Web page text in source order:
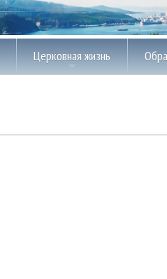
Церковная жизнь